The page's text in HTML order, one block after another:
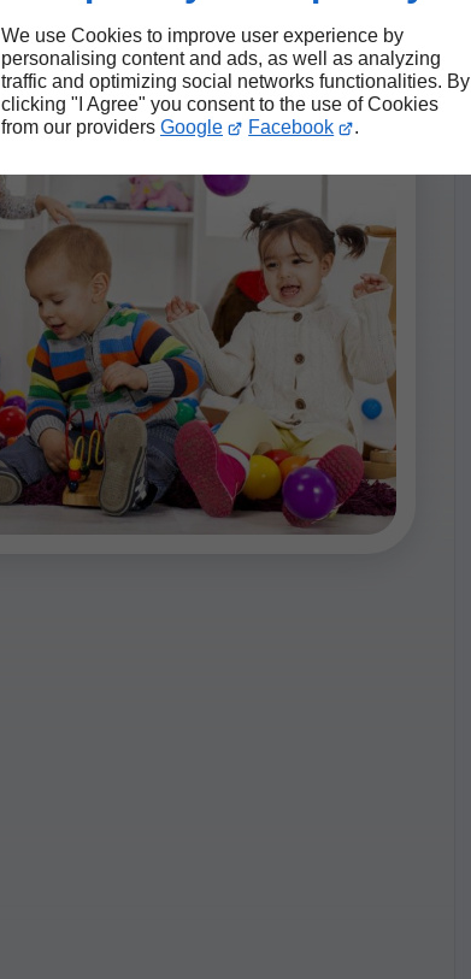
We use Cookies to improve user experience by
personalising content and ads, as well as analyzing
traffic and optimizing social networks functionalities. By
clicking "I Agree" you consent to the use of Cookies
from our providers Google Facebook .